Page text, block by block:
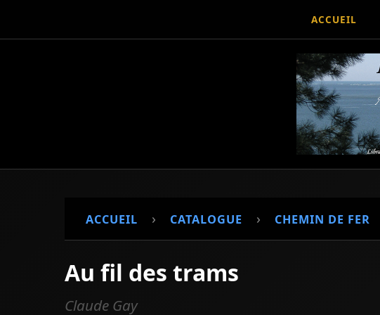
ACCUEIL
ACCUEIL › CATALOGUE › CHEMIN DE FER
Au fil des trams
Claude Gay